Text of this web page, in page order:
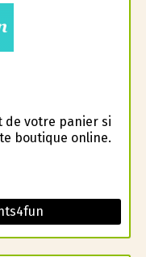
de votre panier si
boutique online.